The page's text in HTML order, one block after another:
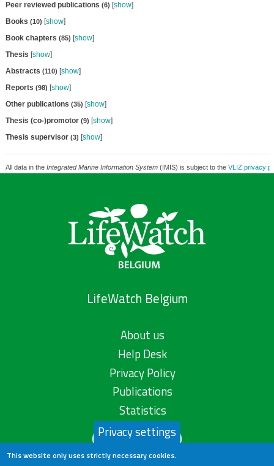
Peer reviewed publications (6) [show]
Books (10) [show]
Book chapters (85) [show]
Thesis [show]
Abstracts (110) [show]
Reports (98) [show]
Other publications (35) [show]
Thesis (co-)promotor (9) [show]
Thesis supervisor (3) [show]
All data in the Integrated Marine Information System(IMIS) is subject to the VLIZ privacy
LifeWatch Belgium
About us
Help Desk
Privacy Policy
Publications
Statistics
Contact us
Privacy settings
This website only uses strictly necessary cookies.